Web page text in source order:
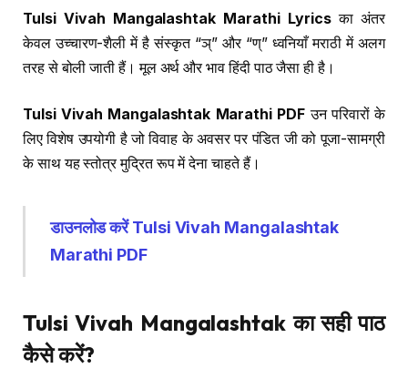
Tulsi Vivah Mangalashtak Marathi Lyricsका अंतर
केवल उच्चारण-शैली में है संस्कृत “ञ्” और “ण्” ध्वनियाँ मराठी में अलग
तरह से बोली जाती हैं। मूल अर्थ और भाव हिंदी पाठ जैसा ही है।
Tulsi Vivah Mangalashtak Marathi PDF उन परिवारों के
लिए विशेष उपयोगी है जो विवाह के अवसर पर पंडित जी को पूजा-सामग्री
के साथ यह स्तोत्र मुद्रित रूप में देना चाहते हैं।
डाउनलोड करें Tulsi Vivah Mangalashtak
Marathi PDF
Tulsi Vivah Mangalashtak का सही पाठ
कैसे करें?